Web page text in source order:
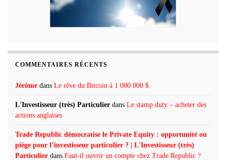
COMMENTAIRES RÉCENTS
Jérôme dans Le rêve du Bitcoin à 1 000 000 $
L'Investisseur (très) Particulier dans Le stamp duty – acheter des
actions anglaises
Trade Republic démocratise le Private Equity : opportunité ou
piège pour l’investisseur particulier ? | L'Investisseur (très)
Particulier dans Faut-il ouvrir un compte chez Trade Republic ?